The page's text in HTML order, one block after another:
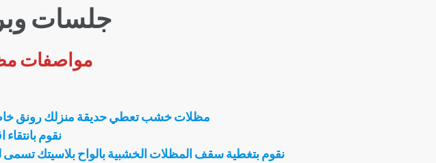
جلسات
مواصفات
مظلات خشب تعطي حديقة منزلك رونق
نقوم
نقوم بتغطية سقف المظلات الخشبية بالواح بلاسيتك